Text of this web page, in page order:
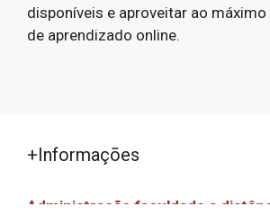
disponíveis e aproveitar ao máximo
de aprendizado online.
+Informações
Administração faculdade a